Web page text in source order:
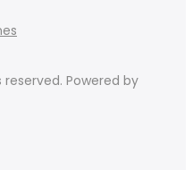
reserved. Powered by